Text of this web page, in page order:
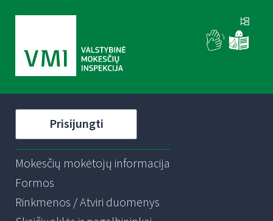
Prisijungti
Mokesčių mokėtojų informacija
Formos
Rinkmenos / Atviri duomenys